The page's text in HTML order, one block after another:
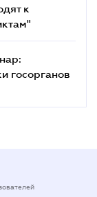
к
госорганов